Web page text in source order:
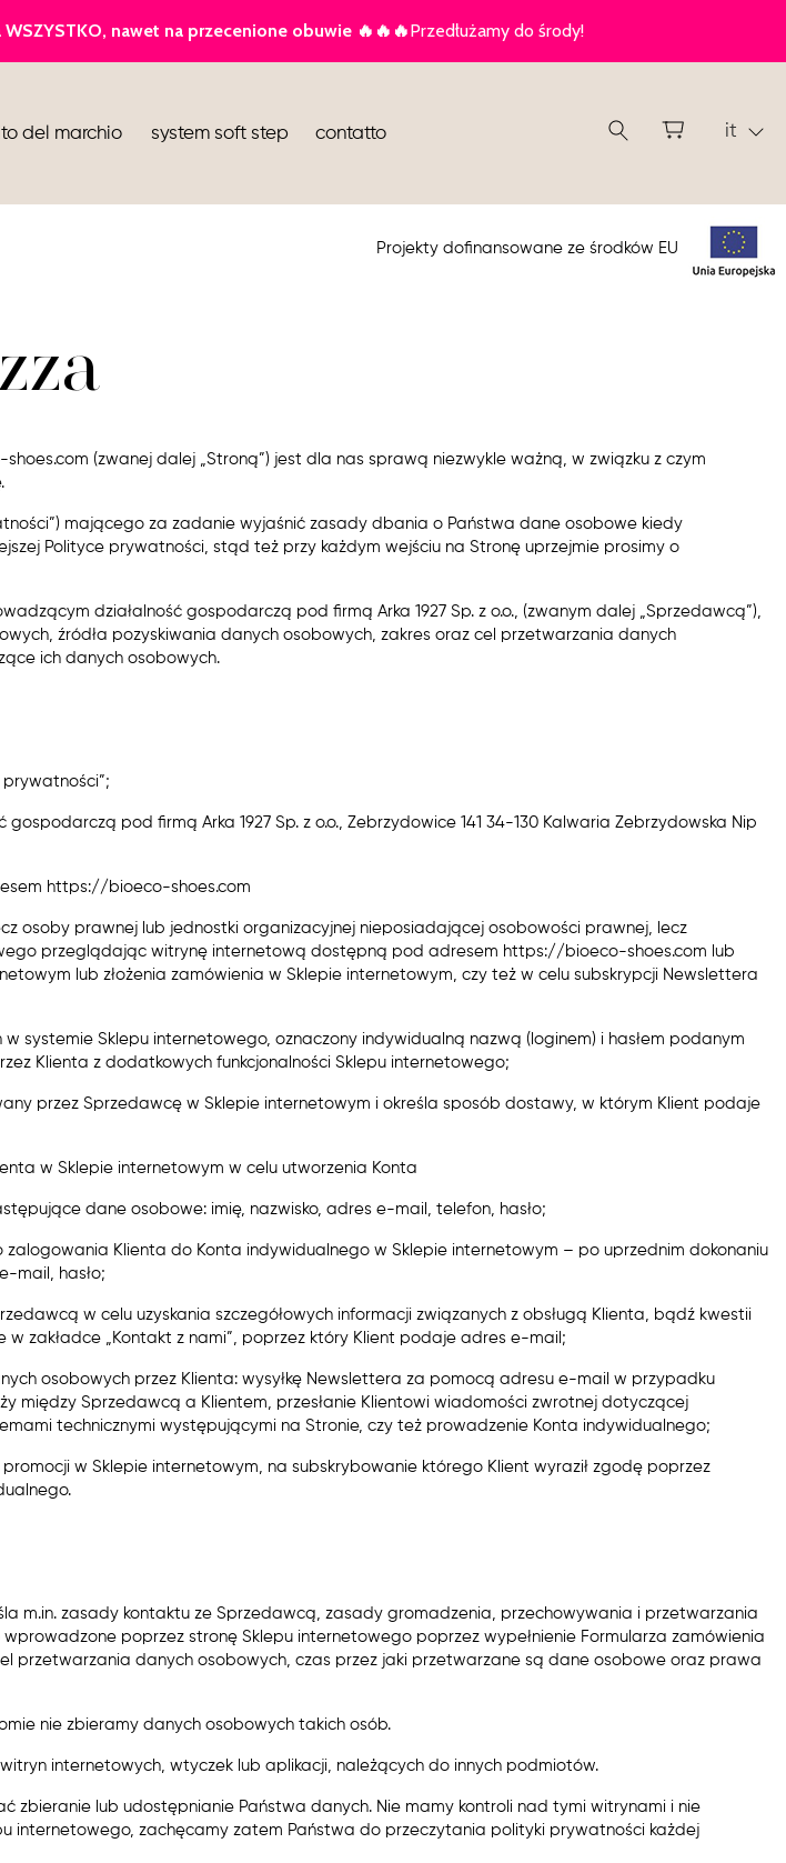
del marchio system soft step contatto it
Projekty dofinansowane ze środków EU
(zwanej dalej „Stroną”) jest dla nas sprawą niezwykle ważną, w związku z czym
mającego za zadanie wyjaśnić zasady dbania o Państwa dane osobowe kiedy
Polityce prywatności, stąd też przy każdym wejściu na Stronę uprzejmie prosimy o
działalność gospodarczą pod firmą Arka 1927 Sp. z o.o., (zwanym dalej „Sprzedawcą”),
źródła pozyskiwania danych osobowych, zakres oraz cel przetwarzania danych
ich danych osobowych.
prywatności”;
pod firmą Arka 1927 Sp. z o.o., Zebrzydowice 141 34-130 Kalwaria Zebrzydowska Nip
https://bioeco-shoes.com
osoby prawnej lub jednostki organizacyjnej nieposiadającej osobowości prawnej, lecz
przeglądając witrynę internetową dostępną pod adresem https://bioeco-shoes.com lub
lub złożenia zamówienia w Sklepie internetowym, czy też w celu subskrypcji Newslettera
systemie Sklepu internetowego, oznaczony indywidualną nazwą (loginem) i hasłem podanym
Klienta z dodatkowych funkcjonalności Sklepu internetowego;
przez Sprzedawcę w Sklepie internetowym i określa sposób dostawy, w którym Klient podaje
w Sklepie internetowym w celu utworzenia Konta
dane osobowe: imię, nazwisko, adres e-mail, telefon, hasło;
Klienta do Konta indywidualnego w Sklepie internetowym – po uprzednim dokonaniu
mail, hasło;
w celu uzyskania szczegółowych informacji związanych z obsługą Klienta, bądź kwestii
zakładce „Kontakt z nami”, poprzez który Klient podaje adres e-mail;
osobowych przez Klienta: wysyłkę Newslettera za pomocą adresu e-mail w przypadku
Sprzedawcą a Klientem, przesłanie Klientowi wiadomości zwrotnej dotyczącej
technicznymi występującymi na Stronie, czy też prowadzenie Konta indywidualnego;
w Sklepie internetowym, na subskrybowanie którego Klient wyraził zgodę poprzez
m.in. zasady kontaktu ze Sprzedawcą, zasady gromadzenia, przechowywania i przetwarzania
poprzez stronę Sklepu internetowego poprzez wypełnienie Formularza zamówienia
przetwarzania danych osobowych, czas przez jaki przetwarzane są dane osobowe oraz prawa
nie zbieramy danych osobowych takich osób.
internetowych, wtyczek lub aplikacji, należących do innych podmiotów.
zbieranie lub udostępnianie Państwa danych. Nie mamy kontroli nad tymi witrynami i nie
internetowego, zachęcamy zatem Państwa do przeczytania polityki prywatności każdej